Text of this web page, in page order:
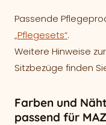
Passende
„Pflegesets“.
Weitere Hinweise
Sitzbezüge finden
Farben und
passend für